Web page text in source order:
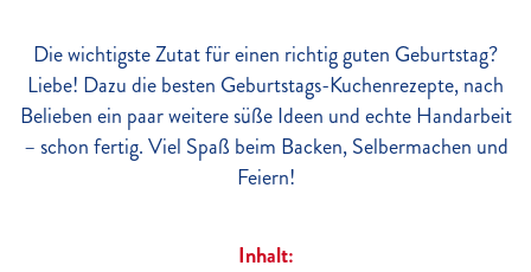
Die wichtigste Zutat für einen richtig guten Geburtstag?
Liebe! Dazu die besten Geburtstags-Kuchenrezepte, nach
Belieben ein paar weitere süße Ideen und echte Handarbeit
– schon fertig. Viel Spaß beim Backen, Selbermachen und
Feiern!
Inhalt: